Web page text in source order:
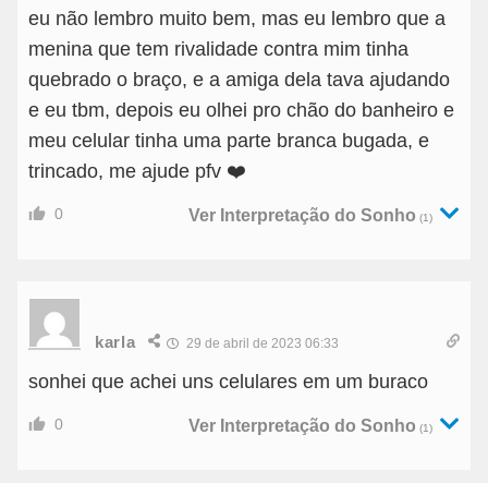
eu não lembro muito bem, mas eu lembro que a
menina que tem rivalidade contra mim tinha
quebrado o braço, e a amiga dela tava ajudando
e eu tbm, depois eu olhei pro chão do banheiro e
meu celular tinha uma parte branca bugada, e
trincado, me ajude pfv ❤️
0 Ver Interpretação do Sonho (1)
karla 29 de abril de 2023 06:33
sonhei que achei uns celulares em um buraco
0 Ver Interpretação do Sonho (1)